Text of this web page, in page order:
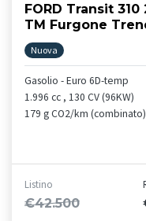
FORD Transit 310
TM Furgone
Nuova
Gasolio - Euro 6D-temp
1.996 cc , 130 CV (96KW)
179 g CO2/km (combinato)
Listino
€42.500